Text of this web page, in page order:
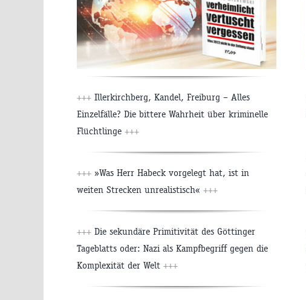
+++ Illerkirchberg, Kandel, Freiburg – Alles
Einzelfälle? Die bittere Wahrheit über kriminelle
Flüchtlinge +++
+++ »Was Herr Habeck vorgelegt hat, ist in
weiten Strecken unrealistisch« +++
+++ Die sekundäre Primitivität des Göttinger
Tageblatts oder: Nazi als Kampfbegriff gegen die
Komplexität der Welt +++